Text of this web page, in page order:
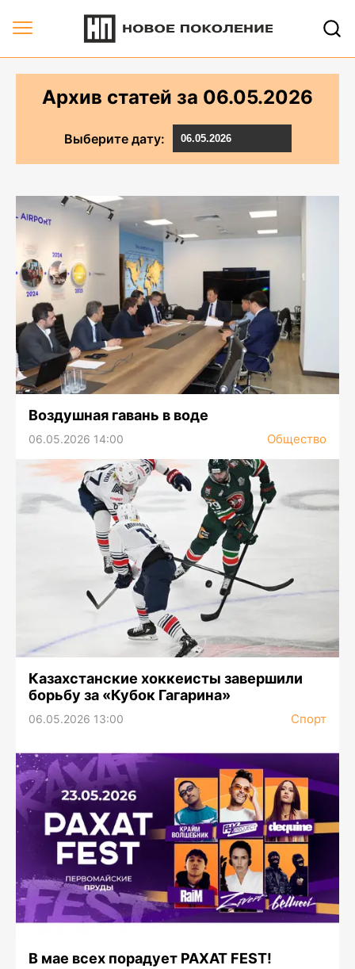
Архив статей за 06.05.2026
Выберите дату:
Воздушная гавань в воде
06.05.2026 14:00 Общество
Казахстанские хоккеисты завершили
борьбу за «Кубок Гагарина»
06.05.2026 13:00 Спорт
В мае всех порадует РАХАТ FEST!